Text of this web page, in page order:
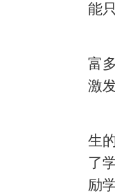
能
富
激
生
了
励